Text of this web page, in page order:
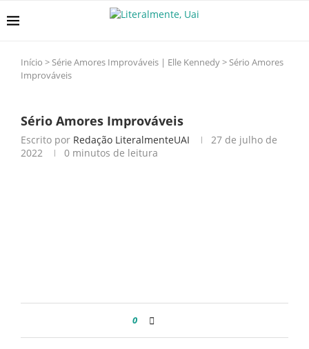
Início >Série Amores Improváveis | Elle Kennedy>Sério Amores
Improváveis
Sério Amores Improváveis
Escrito por Redação LiteralmenteUAI
27 de julho de
2022
0 minutos de leitura
0